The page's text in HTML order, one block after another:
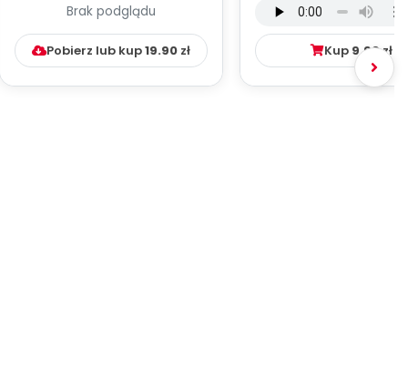
Kumpelkowo
Brak podglądu
Pobierz lub kup19.90 zł
mp3)
Kup 9.99zł